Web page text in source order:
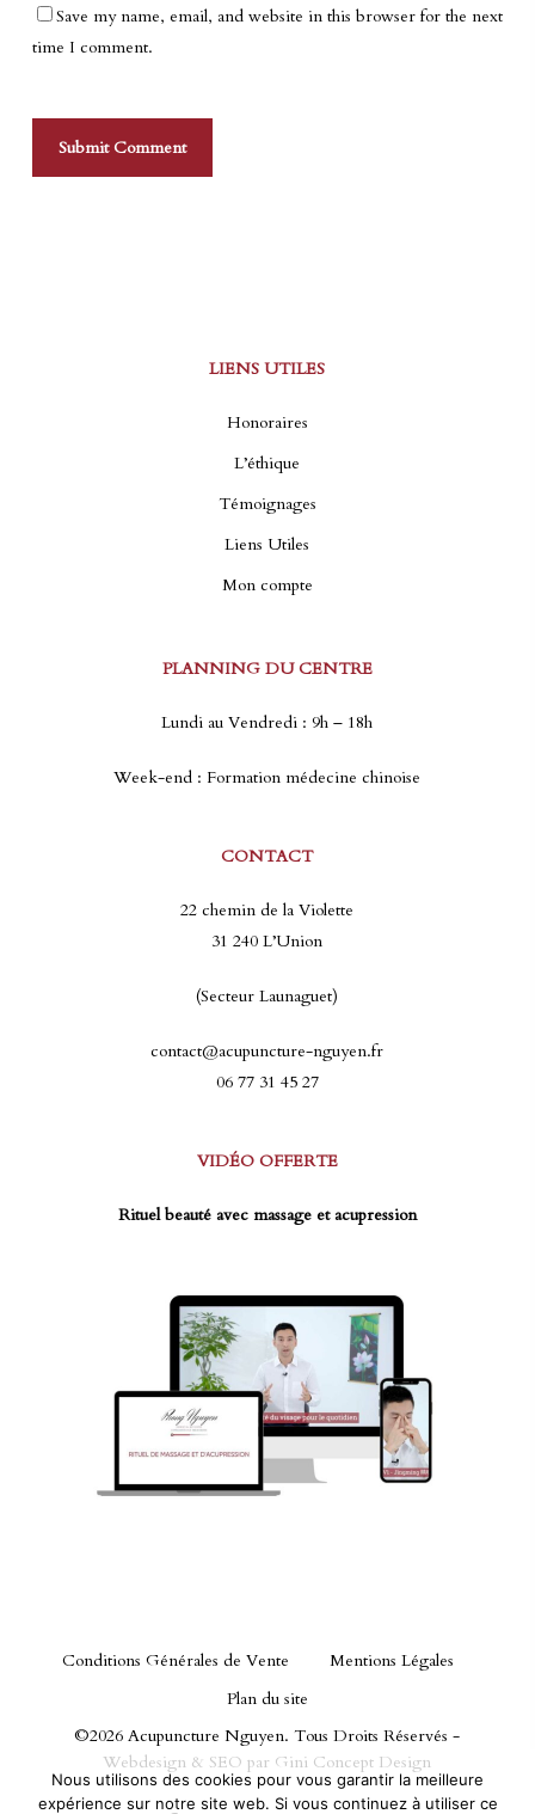
Save my name, email, and website in this browser for the next
time I comment.
LIENS UTILES
Honoraires
L’éthique
Témoignages
Liens Utiles
Mon compte
PLANNING DU CENTRE
Lundi au Vendredi : 9h – 18h
Week-end : Formation médecine chinoise
CONTACT
22 chemin de la Violette
31 240 L’Union
(Secteur Launaguet)
contact@acupuncture-nguyen.fr
06 77 31 45 27
VIDÉO OFFERTE
Rituel beauté avec massage et acupression
Conditions Générales de Vente
Mentions Légales
Plan du site
©2026 Acupuncture Nguyen. Tous Droits Réservés -
Webdesign & SEO par Gini Concept Design
Nous utilisons des cookies pour vous garantir la meilleure
expérience sur notre site web. Si vous continuez à utiliser ce